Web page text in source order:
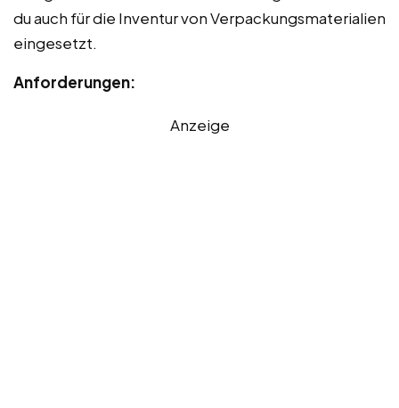
du auch für die Inventur von Verpackungsmaterialien
eingesetzt.
Anforderungen:
Anzeige